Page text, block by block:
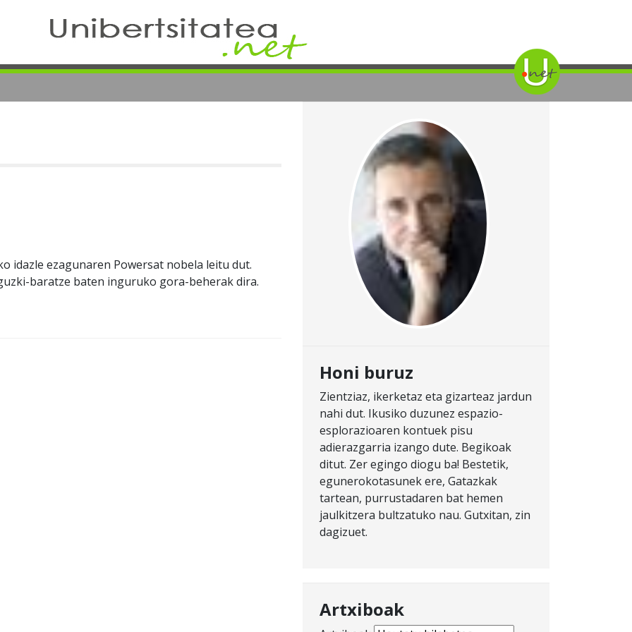
idazle ezagunaren Powersat nobela leitu dut.
baratze baten inguruko gora-beherak dira.
Honi buruz
Zientziaz, ikerketaz eta gizarteaz jardun
nahi dut. Ikusiko duzunez espazio-
esplorazioaren kontuek pisu
adierazgarria izango dute. Begikoak
ditut. Zer egingo diogu ba! Bestetik,
egunerokotasunek ere, Gatazkak
tartean, purrustadaren bat hemen
jaulkitzera bultzatuko nau. Gutxitan, zin
dagizuet.
Artxiboak